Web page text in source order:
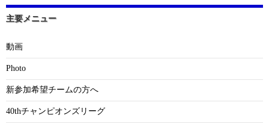
主要メニュー
動画
Photo
新参加希望チームの方へ
40thチャンピオンズリーグ